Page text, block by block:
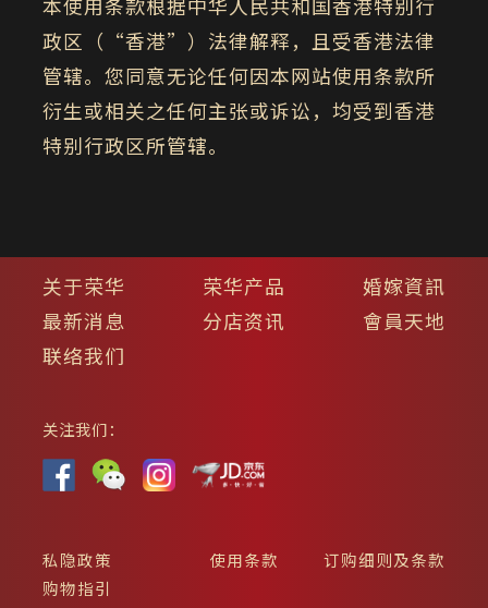
本使用条款根据中华人民共和国香港特别行
政区（“香港”）法律解释，且受香港法律
管辖。您同意无论任何因本网站使用条款所
衍生或相关之任何主张或诉讼，均受到香港
特别行政区所管辖。
关于荣华 荣华产品
婚嫁資訊
最新消息
分店资讯
會員天地
联络我们
关注我们：
私隐政策 使用条款
订购细则及条款
购物指引